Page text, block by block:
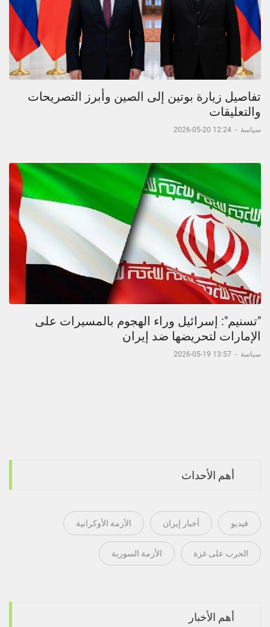
تفاصيل زيارة بوتين إلى الصين وأبرز التصريحات
والتعليقات
سياسة -
12:24 20-05-2026
"تسنيم": إسرائيل وراء الهجوم بالمسيرات على
الإمارات لتحريضها ضد إيران
سياسة -
13:57 19-05-2026
أهم الأحداث
فيديو أخبار إيران الأزمة الأوكرانية
الحرب على غزة الأزمة السورية
أهم الأخبار